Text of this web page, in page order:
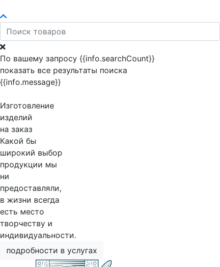
По вашему запросу {{info.searchCount}}
показать все результаты поиска
{{info.message}}
Изготовление
изделий
на заказ
Какой бы
широкий выбор
продукции мы
ни
предоставляли,
в жизни всегда
есть место
творчеству и
индивидуальности.
подробности в услугах